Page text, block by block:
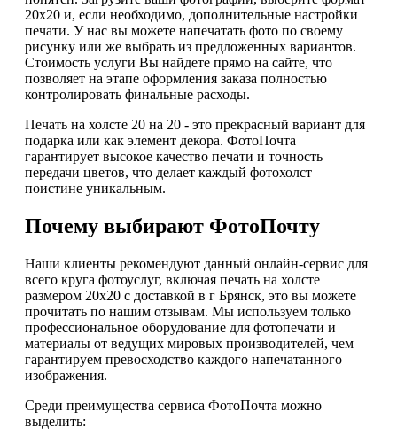
20х20 и, если необходимо, дополнительные настройки
печати. У нас вы можете напечатать фото по своему
рисунку или же выбрать из предложенных вариантов.
Стоимость услуги Вы найдете прямо на сайте, что
позволяет на этапе оформления заказа полностью
контролировать финальные расходы.
Печать на холсте 20 на 20 - это прекрасный вариант для
подарка или как элемент декора. ФотоПочта
гарантирует высокое качество печати и точность
передачи цветов, что делает каждый фотохолст
поистине уникальным.
Почему выбирают ФотоПочту
Наши клиенты рекомендуют данный онлайн-сервис для
всего круга фотоуслуг, включая печать на холсте
размером 20х20 с доставкой в г Брянск, это вы можете
прочитать по нашим отзывам. Мы используем только
профессиональное оборудование для фотопечати и
материалы от ведущих мировых производителей, чем
гарантируем превосходство каждого напечатанного
изображения.
Среди преимущества сервиса ФотоПочта можно
выделить: